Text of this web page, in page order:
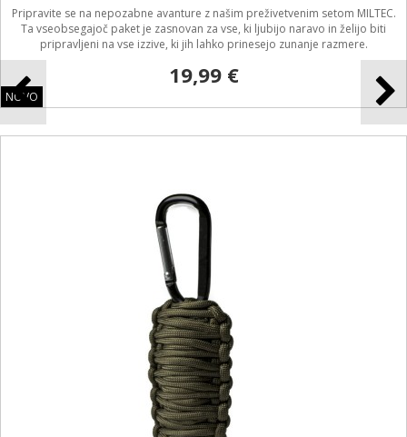
NOVO
Pripravite se na nepozabne avanture z našim preživetvenim setom MILTEC.
Ta vseobsegajoč paket je zasnovan za vse, ki ljubijo naravo in želijo biti
pripravljeni na vse izzive, ki jih lahko prinesejo zunanje razmere.
19,99 €